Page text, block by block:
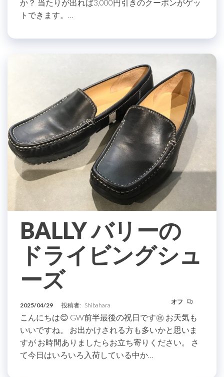
か？ 当たりが出れば3,000円引きのクーポンがゲッ
トできます。…
BALLY バリーの
ドライビングシュ
ーズ
2025/04/29 投稿者: Shibahara オフ
こんにちは😊 GW前半最後の祝日です㊗️ お天気も
いいですね。 お出かけされる方も多いかと思いま
すが お時間ありましたらお立ち寄りください。 さ
て今日はいろいろ入荷している中か…